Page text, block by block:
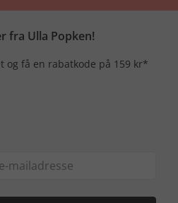
fra Ulla Popken!
og få en rabatkode på 159 kr*